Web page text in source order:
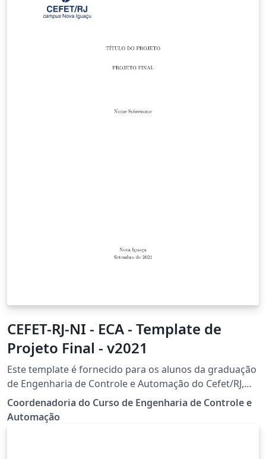
CEFET-RJ-NI - ECA - Template de
Projeto Final - v2021
Este template é fornecido para os alunos da graduação
de Engenharia de Controle e Automação do Cefet/RJ,
campus Nova Iguaçu, realizarem o seu Projeto Final de
curso.
Coordenadoria do Curso de Engenharia de Controle e
Automação